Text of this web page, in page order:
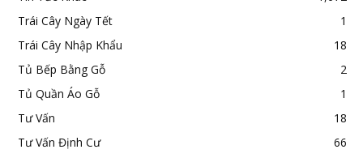
Trái Cây Ngày Tết
1
Trái Cây Nhập Khẩu
18
Tủ Bếp Bằng Gỗ
2
Tủ Quần Áo Gỗ
1
Tư Vấn
18
Tư Vấn Định Cư
66